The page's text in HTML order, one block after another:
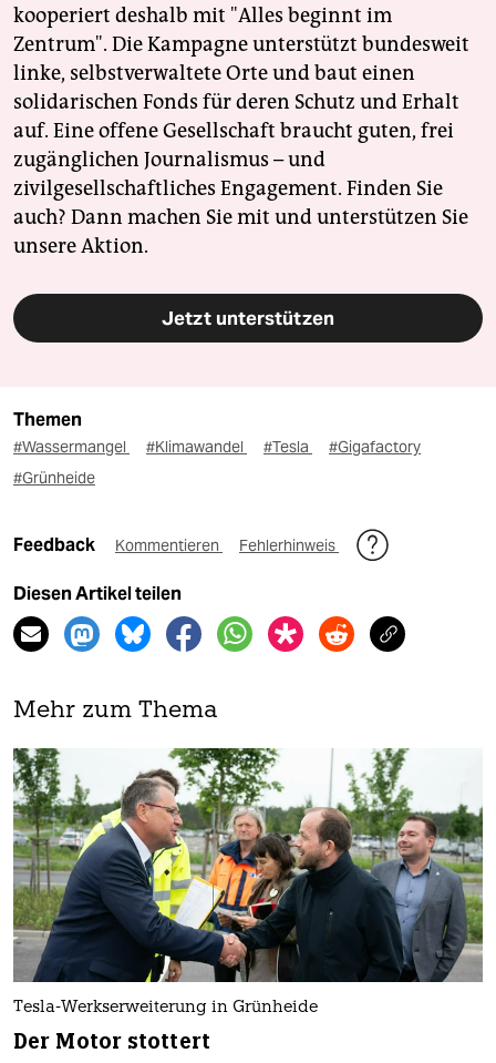
kooperiert deshalb mit "Alles beginnt im
Zentrum". Die Kampagne unterstützt bundesweit
linke, selbstverwaltete Orte und baut einen
solidarischen Fonds für deren Schutz und Erhalt
auf. Eine offene Gesellschaft braucht guten, frei
zugänglichen Journalismus – und
zivilgesellschaftliches Engagement. Finden Sie
auch? Dann machen Sie mit und unterstützen Sie
unsere Aktion.
Jetzt unterstützen
Themen
#Wassermangel #Klimawandel #Tesla
#Gigafactory
#Grünheide
Feedback Kommentieren Fehlerhinweis
Diesen Artikel teilen
Mehr zum Thema
Tesla-Werkserweiterung in Grünheide
Der Motor stottert